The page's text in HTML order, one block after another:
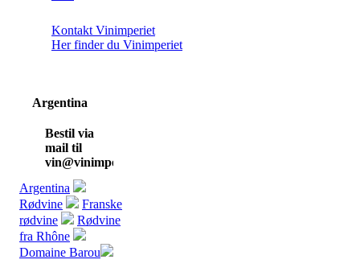
Kontakt Vinimperiet
Her finder du Vinimperiet
Argentina
Bestil via
mail til
vin@vinimperiet.dk
Argentina
Rødvine
Franske
rødvine
Rødvine
fra Rhône
Domaine Barou